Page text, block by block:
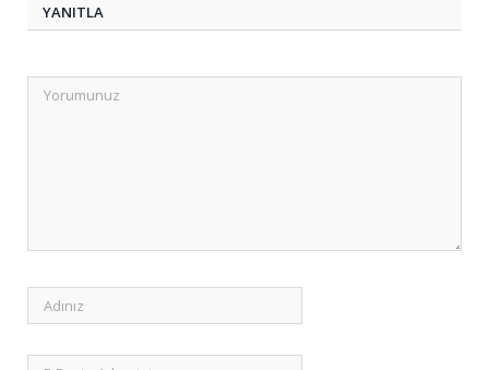
YANITLA